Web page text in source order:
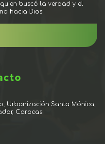
buscó la verdad y el
hacia Dios.
Urbanización Santa Mónica,
Caracas.